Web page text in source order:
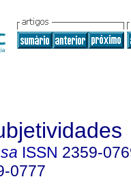
ISSN 2359-
0777